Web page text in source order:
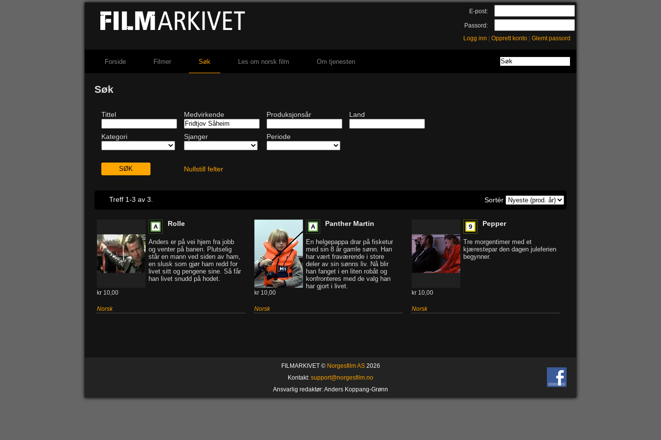
E-post:
Passord:
Logg inn
Opprett konto Glemt passord
Forside Filmer Søk Les om norsk film Om tjenesten
Søk
Tittel Medvirkende Produksjonsår Land
Kategori Sjanger Periode
Nullstill felter
Treff 1-3 av 3. Sortèr
Rolle
Anders er på vei hjem fra jobb
og venter på banen. Plutselig
står en mann ved siden av ham,
en slusk som gjør ham redd for
livet sitt og pengene sine. Så får
han livet snudd på hodet.
kr 10,00
Norsk
Panther Martin
En helgepappa drar på fisketur
med sin 8 år gamle sønn. Han
har vært fraværende i store
deler av sin sønns liv. Nå blir
han fanget i en liten robåt og
konfronteres med de valg han
har gjort i livet.
kr 10,00
Norsk
Pepper
Tre morgentimer med et
kjærestepar den dagen juleferien
begynner.
kr 10,00
Norsk
FILMARKIVET © Norgesfilm AS2026
Kontakt: support@norgesfilm.no
Ansvarlig redaktør: Anders Koppang-Grønn